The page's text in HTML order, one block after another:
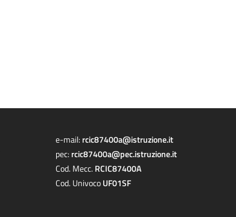
e-mail: rcic87400a@istruzione.it
pec: rcic87400a@pec.istruzione.it
Cod. Mecc. RCIC87400A
Cod. UnivocoUF01SF